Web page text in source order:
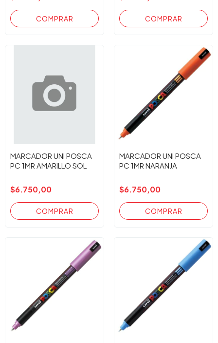
MARCADOR UNI POSCA
PC 1MR AMARILLO SOL
$6.750,00
MARCADOR UNI POSCA
PC 1MR NARANJA
$6.750,00